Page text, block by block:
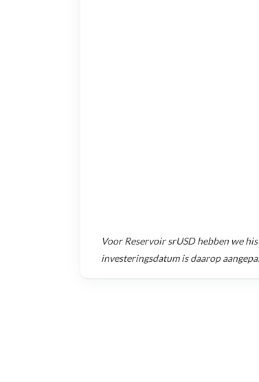
VoorReservoir srUSDhebben we
investeringsdatum is daarop